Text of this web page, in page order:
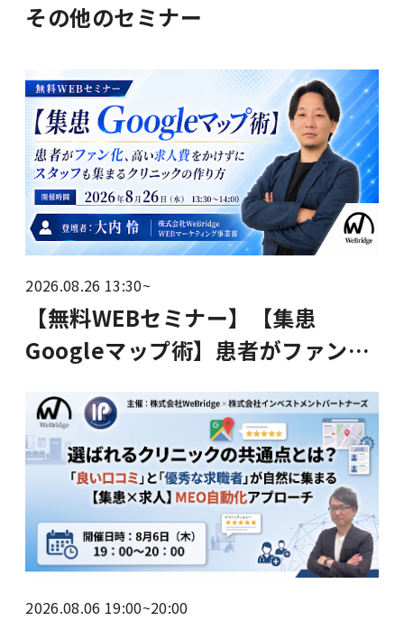
その他のセミナー
2026.08.26 13:30~
【無料WEBセミナー】【集患
Googleマップ術】患者がファン
フも集まるクリニックの作り方
2026.08.06 19:00~20:00